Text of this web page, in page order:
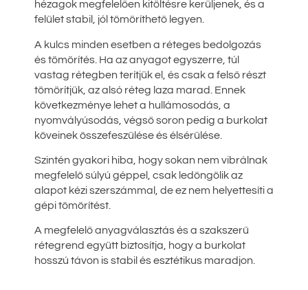
hézagok megfelelően kitöltésre kerüljenek, és a
felület stabil, jól tömöríthető legyen.
A kulcs minden esetben a réteges bedolgozás
és tömörítés. Ha az anyagot egyszerre, túl
vastag rétegben terítjük el, és csak a felső részt
tömörítjük, az alsó réteg laza marad. Ennek
következménye lehet a hullámosodás, a
nyomvályúsodás, végső soron pedig a burkolat
köveinek összefeszülése és élsérülése.
Szintén gyakori hiba, hogy sokan nem vibrálnak
megfelelő súlyú géppel, csak ledöngölik az
alapot kézi szerszámmal, de ez nem helyettesíti a
gépi tömörítést.
A megfelelő anyagválasztás és a szakszerű
rétegrend együtt biztosítja, hogy a burkolat
hosszú távon is stabil és esztétikus maradjon.